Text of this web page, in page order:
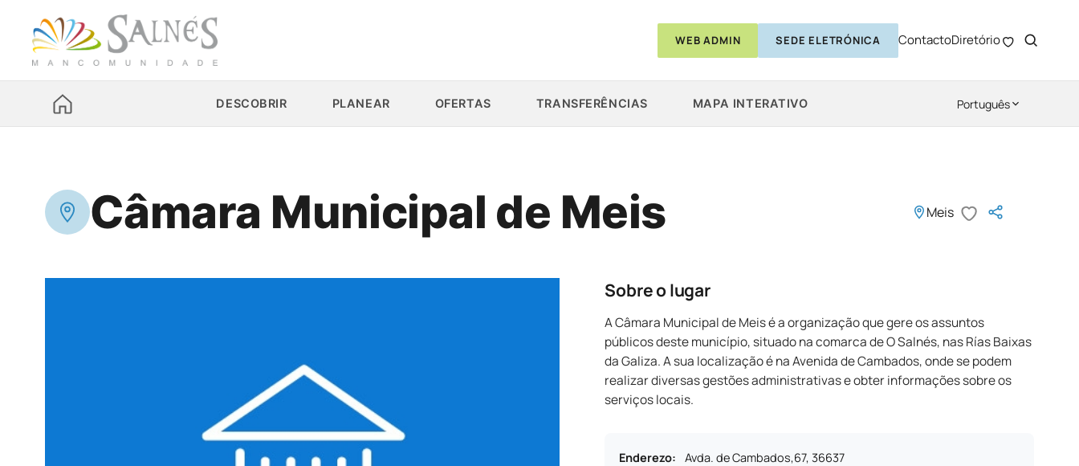
WEB ADMIN SEDE ELETRÓNICA ContactoDiretório
DESCOBRIR PLANEAR OFERTAS TRANSFERÊNCIAS MAPA INTERATIVO Português
Câmara Municipal de Meis Meis
Sobre o lugar
A Câmara Municipal de Meis é a organização que gere os assuntos
públicos deste município, situado na comarca de O Salnés, nas Rías Baixas
da Galiza. A sua localização é na Avenida de Cambados, onde se podem
realizar diversas gestões administrativas e obter informações sobre os
serviços locais.
Enderezo:
Avda. de Cambados,67, 36637